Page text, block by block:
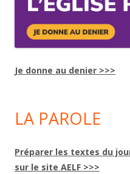
Je donne au denier >>>
LA PAROLE
Préparer les textes du
sur le site AELF >>>